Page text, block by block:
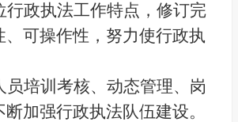
行政执法工作特点，修订完
可操作性，努力使行政执
员培训考核、动态管理、岗
加强行政执法队伍建设。